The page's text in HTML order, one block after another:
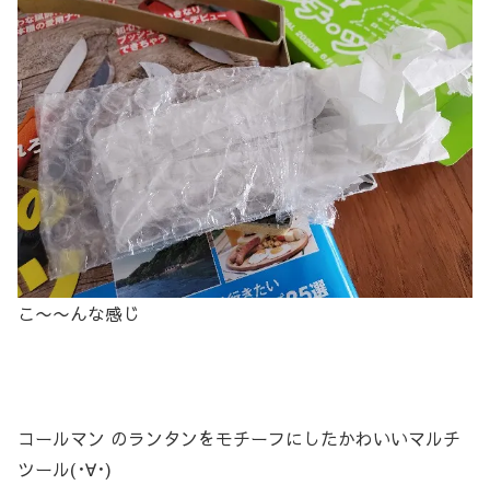
こ〜〜んな感じ
コールマン のランタンをモチーフにしたかわいいマルチ
ツール(･∀･)